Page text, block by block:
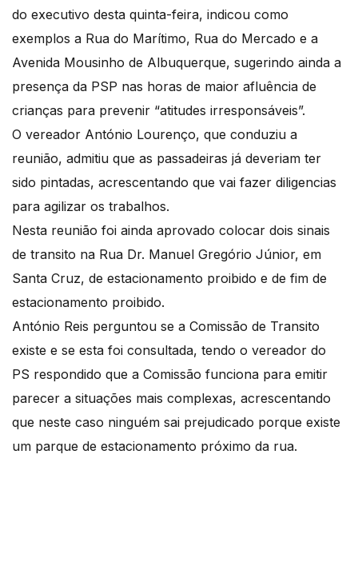
do executivo desta quinta-feira, indicou como
exemplos a Rua do Marítimo, Rua do Mercado e a
Avenida Mousinho de Albuquerque, sugerindo ainda a
presença da PSP nas horas de maior afluência de
crianças para prevenir “atitudes irresponsáveis”.
O vereador António Lourenço, que conduziu a
reunião, admitiu que as passadeiras já deveriam ter
sido pintadas, acrescentando que vai fazer diligencias
para agilizar os trabalhos.
Nesta reunião foi ainda aprovado colocar dois sinais
de transito na Rua Dr. Manuel Gregório Júnior, em
Santa Cruz, de estacionamento proibido e de fim de
estacionamento proibido.
António Reis perguntou se a Comissão de Transito
existe e se esta foi consultada, tendo o vereador do
PS respondido que a Comissão funciona para emitir
parecer a situações mais complexas, acrescentando
que neste caso ninguém sai prejudicado porque existe
um parque de estacionamento próximo da rua.